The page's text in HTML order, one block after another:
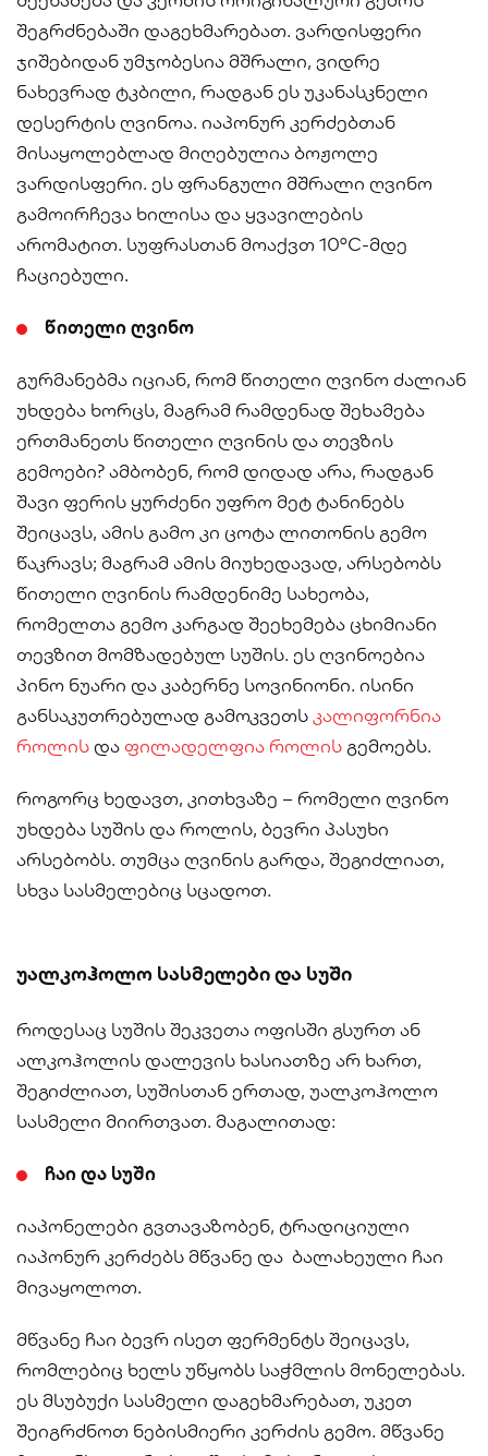
შეგრძნებაში დაგეხმარებათ. ვარდისფერი
ჯიშებიდან უმჯობესია მშრალი, ვიდრე
ნახევრად ტკბილი, რადგან ეს უკანასკნელი
დესერტის ღვინოა. იაპონურ კერძებთან
მისაყოლებლად მიღებულია ბოჟოლე
ვარდისფერი. ეს ფრანგული მშრალი ღვინო
გამოირჩევა ხილისა და ყვავილების
არომატით. სუფრასთან მოაქვთ 10°C-მდე
ჩაციებული.
წითელი ღვინო
გურმანებმა იციან, რომ წითელი ღვინო ძალიან
უხდება ხორცს, მაგრამ რამდენად შეხამება
ერთმანეთს წითელი ღვინის და თევზის
გემოები? ამბობენ, რომ დიდად არა, რადგან
შავი ფერის ყურძენი უფრო მეტ ტანინებს
შეიცავს, ამის გამო კი ცოტა ლითონის გემო
წაკრავს; მაგრამ ამის მიუხედავად, არსებობს
წითელი ღვინის რამდენიმე სახეობა,
რომელთა გემო კარგად შეეხემება ცხიმიანი
თევზით მომზადებულ სუშის. ეს ღვინოებია
პინო ნუარი და კაბერნე სოვინიონი. ისინი
განსაკუთრებულად გამოკვეთსკალიფორნია
როლის და ფილადელფია როლის გემოებს.
როგორც ხედავთ, კითხვაზე – რომელი ღვინო
უხდება სუშის და როლის, ბევრი პასუხი
არსებობს. თუმცა ღვინის გარდა, შეგიძლიათ,
სხვა სასმელებიც სცადოთ.
უალკოჰოლო სასმელები და სუში
როდესაც სუშის შეკვეთა ოფისში გსურთ ან
ალკოჰოლის დალევის ხასიათზე არ ხართ,
შეგიძლიათ, სუშისთან ერთად, უალკოჰოლო
სასმელი მიირთვათ. მაგალითად:
ჩაი და სუში
იაპონელები გვთავაზობენ, ტრადიციული
იაპონურ კერძებს მწვანე და ბალახეული ჩაი
მივაყოლოთ.
მწვანე ჩაი ბევრ ისეთ ფერმენტს შეიცავს,
რომლებიც ხელს უწყობს საჭმლის მონელებას.
ეს მსუბუქი სასმელი დაგეხმარებათ, უკეთ
შეიგრძნოთ ნებისმიერი კერძის გემო. მწვანე